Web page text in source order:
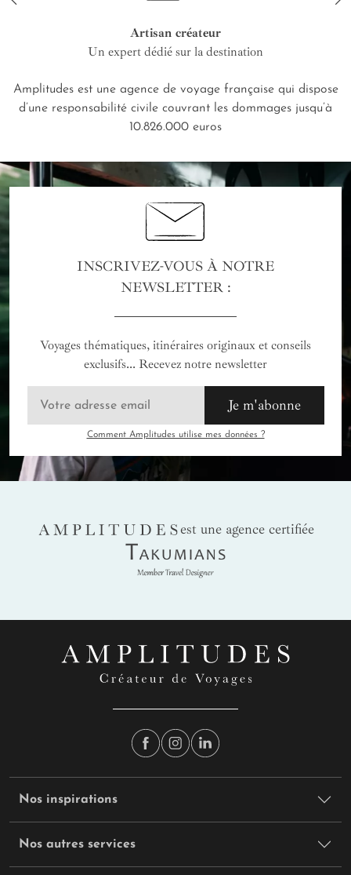
Artisan créateur
Un expert dédié sur la destination
Amplitudes est une agence de voyage française qui dispose
d’une responsabilité civile couvrant les dommages jusqu’à
10.826.000 euros
INSCRIVEZ-VOUS À NOTRE
NEWSLETTER :
Voyages thématiques, itinéraires originaux et conseils
exclusifs... Recevez notre newsletter
Je m'abonne
Comment Amplitudes utilise mes données ?
AMPLITUDES
est une agence certifiée
Takumians
Nos inspirations
Nos autres services